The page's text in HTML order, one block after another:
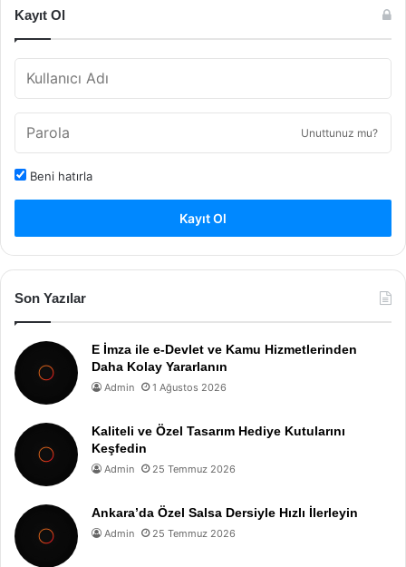
Kayıt Ol
Unuttunuz mu?
Beni hatırla
Kayıt Ol
Son Yazılar
E İmza ile e-Devlet ve Kamu Hizmetlerinden
Daha Kolay Yararlanın
Admin 1 Ağustos 2026
Kaliteli ve Özel Tasarım Hediye Kutularını
Keşfedin
Admin 25 Temmuz 2026
Ankara’da Özel Salsa Dersiyle Hızlı İlerleyin
Admin 25 Temmuz 2026